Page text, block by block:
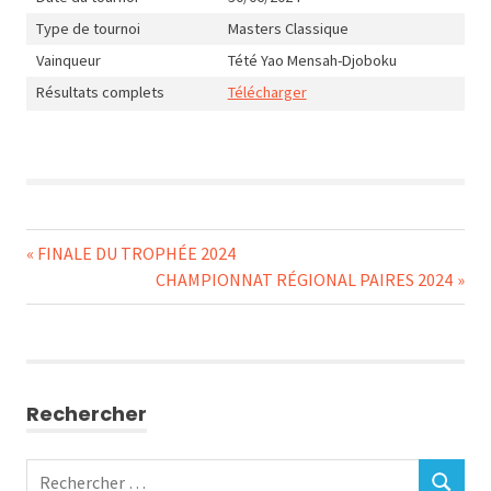
Type de tournoi
Masters Classique
Vainqueur
Tété Yao Mensah-Djoboku
Résultats complets
Télécharger
Navigation
de
Previous
FINALE DU TROPHÉE 2024
Next
Post:
CHAMPIONNAT RÉGIONAL PAIRES 2024
Rechercher